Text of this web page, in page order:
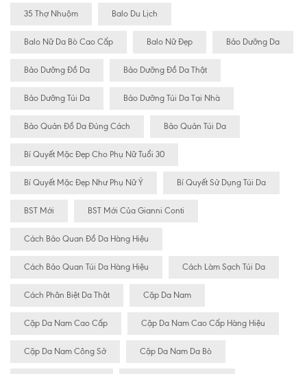
35 Thợ Nhuộm Balo Du Lịch
Balo Nữ Da Bò Cao Cấp Balo Nữ Đẹp Bảo Dưỡng Da
Bảo Dưỡng Đồ Da Bảo Dưỡng Đồ Da Thật
Bảo Dưỡng Túi Da Bảo Dưỡng Túi Da Tại Nhà
Bảo Quản Đồ Da Đúng Cách Bảo Quản Túi Da
Bí Quyết Mặc Đẹp Cho Phụ Nữ Tuổi 30
Bí Quyết Mặc Đẹp Như Phụ Nữ Ý Bí Quyết Sử Dụng Túi Da
BST Mới BST Mới Của Gianni Conti
Cách Bảo Quan Đồ Da Hàng Hiệu
Cách Bảo Quan Túi Da Hàng Hiệu Cách Làm Sạch Túi Da
Cách Phân Biệt Da Thật Cặp Da Nam
Cặp Da Nam Cao Cấp Cặp Da Nam Cao Cấp Hàng Hiệu
Cặp Da Nam Công Sở Cặp Da Nam Da Bò